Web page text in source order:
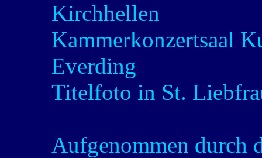
Kirchhellen
Kammerkonzertsaal
Everding
Titelfoto in St.
Aufgenommen durch